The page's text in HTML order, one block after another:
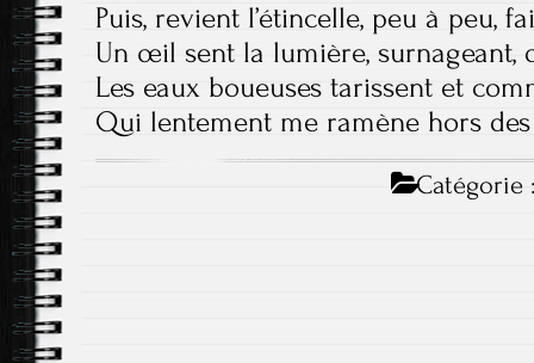
Puis, revient l’étincelle, peu à peu,
Un œil sent la lumière, surnageant,
Les eaux boueuses tarissent et
Qui lentement me ramène hors
Catégorie